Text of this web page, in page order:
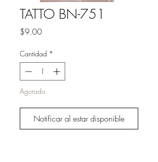
TATTO BN-751
$9.00Precio
Cantidad *
Agotado
Notificar al estar disponible